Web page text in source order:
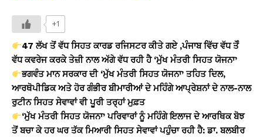
at
s
A
p
p
c
e
b
o
o
k
y
Li
n
k
e
+1
47 ਲੱਖ ਤੋਂ ਵੱਧ ਸਿਹਤ ਕਾਰਡ ਰਜਿਸਟਰ ਕੀਤੇ ਗਏ ,ਪੰਜਾਬ ਵਿੱਚ ਵੱਧ ਤੋੰ
ਵੱਧ ਕਵਰੇਜ ਕਰਕੇ ਤੇਜ਼ੀ ਨਾਲ ਅੱਗੇ ਵੱਧ ਰਹੀ ਹੈ ‘ਮੁੱਖ ਮੰਤਰੀ ਸਿਹਤ ਯੋਜਨਾ’
ਭਗਵੰਤ ਮਾਨ ਸਰਕਾਰ ਦੀ ‘ਮੁੱਖ ਮੰਤਰੀ ਸਿਹਤ ਯੋਜਨਾ’ ਤਹਿਤ ਦਿਲ,
ਆਰਥੋਪੀਡਿਕ ਅਤੇ ਹੋਰ ਗੰਭੀਰ ਬੀਮਾਰੀਆਂ ਦੇ ਮਹਿੰਗੇ ਆਪ੍ਰੇਸ਼ਨਾਂ ਦੇ ਨਾਲ-ਨਾਲ
ਰੁਟੀਨ ਸਿਹਤ ਸੇਵਾਵਾਂ ਵੀ ਪੂਰੀ ਤਰ੍ਹਾਂ ਮੁਫ਼ਤ
‘ਮੁੱਖ ਮੰਤਰੀ ਸਿਹਤ ਯੋਜਨਾ’ ਪਰਿਵਾਰਾਂ ਨੂੰ ਮਹਿੰਗੇ ਇਲਾਜ ਦੇ ਆਰਥਿਕ ਬੋਝ
ਤੋਂ ਬਚਾ ਕੇ ਹਰ ਘਰ ਤੱਕ ਮਿਆਰੀ ਸਿਹਤ ਸੇਵਾਵਾਂ ਪਹੁੰਚਾ ਰਹੀ ਹੈ: ਡਾ. ਬਲਬੀਰ